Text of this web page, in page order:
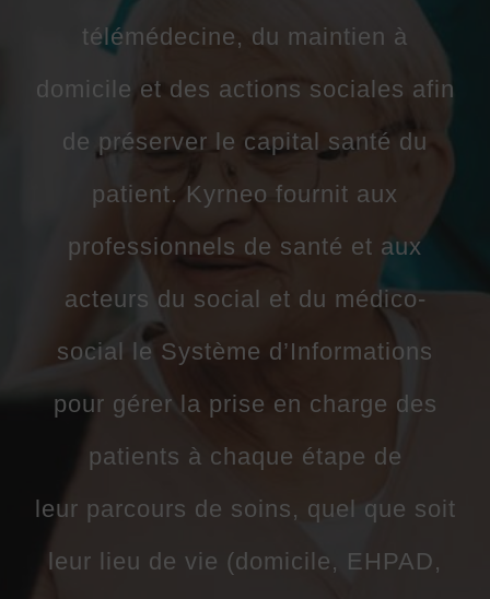
télémédecine, du maintien à
domicile et des actions sociales afin
de préserver le capital santé du
patient. Kyrneo fournit aux
professionnels de santé et aux
acteurs du social et du médico-
social le Système d’Informations
pour gérer la prise en charge des
patients à chaque étape de
leur parcours de soins, quel que soit
leur lieu de vie (domicile, EHPAD,